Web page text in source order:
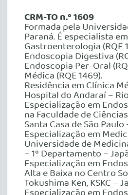
CRM-TO n.º 1609
Formada pela
Paraná. É especialista em
Gastroenterologia (RQE
Endoscopia Digestiva
Endoscopia Per-Oral
Médica (RQE 1469).
Residência em Clínica
Hospital do Andaraí –
Especialização em
na Faculdade de
Santa Casa de São Paulo
Especialização em
Universidade de
– 1º Departamento –
Especialização em
Alta e Baixa no Centro
Tokushima Ken, KSKC –